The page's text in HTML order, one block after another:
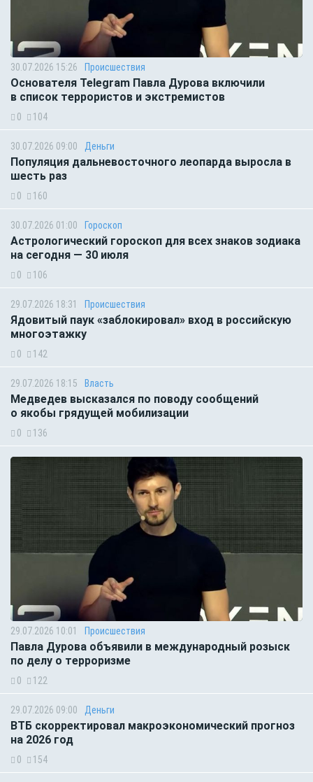
30.07.2026 15:26 Происшествия
Основателя Telegram Павла Дурова включили
в список террористов и экстремистов
0 104
30.07.2026 09:00 Деньги
Популяция дальневосточного леопарда выросла в
шесть раз
0 160
30.07.2026 01:00 Гороскоп
Астрологический гороскоп для всех знаков зодиака
на сегодня — 30 июля
0 106
29.07.2026 18:31 Происшествия
Ядовитый паук «заблокировал» вход в российскую
многоэтажку
0 142
29.07.2026 18:15 Власть
Медведев высказался по поводу сообщений
о якобы грядущей мобилизации
0 136
29.07.2026 10:01 Происшествия
Павла Дурова объявили в международный розыск
по делу о терроризме
0 122
29.07.2026 09:00 Деньги
ВТБ скорректировал макроэкономический прогноз
на 2026 год
0 154